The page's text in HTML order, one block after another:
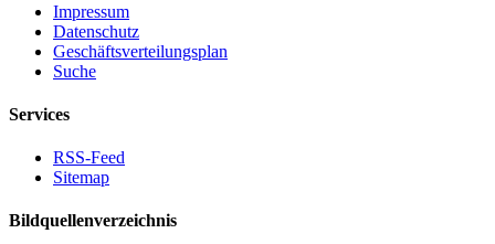
Impressum
Datenschutz
Geschäftsverteilungsplan
Suche
Services
RSS-Feed
Sitemap
Bildquellenverzeichnis